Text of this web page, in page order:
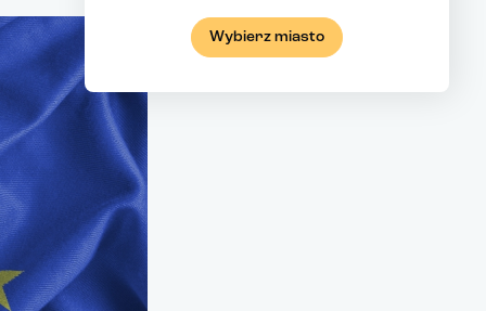
Wybierz miasto